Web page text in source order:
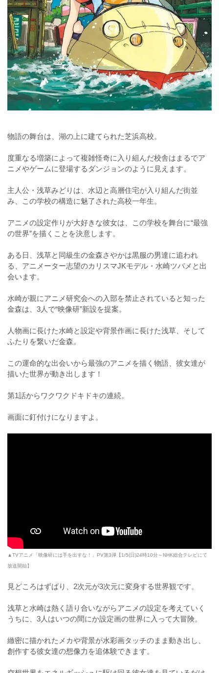
物語の舞台は、湖の上に建てられた芝浜高校。
度重なる増築によって複雑怪奇に入り組んだ校舎はまるでア
ニメやゲームに登場するダンジョンのように見えます。
主人公・浅草みどりは、水辺と高層住宅が入り組んだ街並
み、この学校の構造に魅了された高校一年生。
アニメの設定作りが大好きな彼女は、この学校を舞台に“最強
の世界”を描くことを決意します。
ある日、浅草と同級生の金森さやかは黒服の男達に追われ
る、アニメーター志望のカリスマJKモデル・水崎ツバメと出
会います。
水崎が親にアニメ研究会への入部を禁止されていると知った
金森は、3人で“映像研”新設を提案。
人物画に長けた水崎と設定や背景作画に長けた浅草、そして
ふたりを繋いだ金森。
この運命的な出会いから最強のアニメを描く物語、彼女達が
描いた世界が動き出します！
第1話からワクワクドキドキの連続。
画面に釘付けになりますよ。
▲TVアニメ「映像研には手を出すな！」PV第3弾【1/5(日)24時10分～NHK総合テレビにて
放送開始】
見どころはずばり、2次元が3次元に変身する世界観です。
浅草と水崎は熱く語り合いながらアニメの設定を考えていく
うちに、3人はいつの間にか設定画の世界に入って大冒険。
緻密に描かれたメカや背景が水彩画タッチのまま動き出し、
創作する彼女達の想像力を追体験できます。